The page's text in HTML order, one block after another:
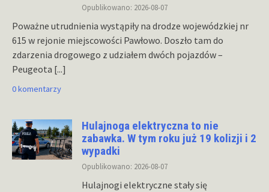
Opublikowano: 2026-08-07
Poważne utrudnienia wystąpiły na drodze wojewódzkiej nr
615 w rejonie miejscowości Pawłowo. Doszło tam do
zdarzenia drogowego z udziałem dwóch pojazdów –
Peugeota [...]
0 komentarzy
Hulajnoga elektryczna to nie
zabawka. W tym roku już 19 kolizji i 2
wypadki
Opublikowano: 2026-08-07
Hulajnogi elektryczne stały się